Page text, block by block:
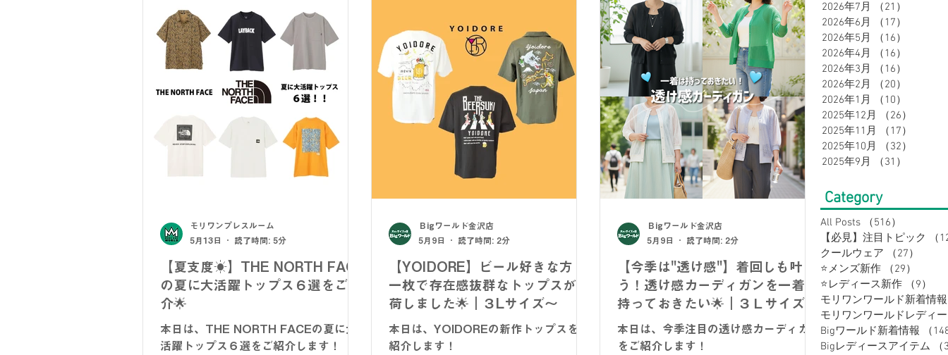
BAKUNE-バクネ-
THE NORTH FACE-ノースフェイス- NANGA go slow caravan 1PIU1UGUALE3 RELAX SY32 by SWEET YEARS
G-stage EDWIN - エドウィン - NICOLE - ニコル - TETE HOMME - テットオム - メンズスーツ メンズフォーマル
メンズカジュアル ウィメンズアイテム フレッシャーズスーツ リクルートスーツ セレモニースーツ
入学式アイテム リカバリーウェア
【夏支度☀】THE NORTH FACE
の夏に大活躍トップス６選をご紹
介🌟
本日は、THE NORTH FACEの夏に大
活躍トップス６選をご紹介します！
モリワンプレスルーム
5月13日
読了時間: 5分
【YOIDORE】ビール好きな方！
一枚で存在感抜群なトップスが入
荷しました🌟｜３Lサイズ～
本日は、YOIDOREの新作トップスをご
紹介します！
Ｂigワールド金沢店
5月9日
読了時間: 2分
【今季は"透け感"】着回しも叶
う！透け感カーディガンを一着は
持っておきたい🌟｜３Ｌサイズ～
本日は、今季注目の透け感カーディガン
をご紹介します！
Ｂigワールド金沢店
5月9日
読了時間: 2分
2026年7月
（21）
2026年6月
（17）
2026年5月
（16）
2026年4月
（16）
2026年3月
（16）
2026年2月
（20）
2026年1月
（10）
2025年12月
（26）
2025年11月
（17）
2025年10月
（32）
2025年9月
（31）
Category
All Posts （516）
【必見】注目トピック
（
クールウェア
（27）
⭐メンズ新作
（29）
⭐レディース新作
（9）
モリワンワールド新着情報
Bigワールド新着情報
（
Bigレディースアイテム